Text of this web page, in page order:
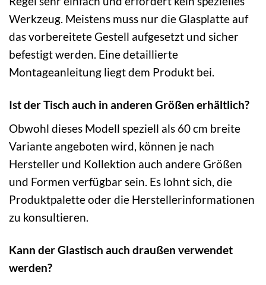
Werkzeug. Meistens muss nur die Glasplatte auf
das vorbereitete Gestell aufgesetzt und sicher
befestigt werden. Eine detaillierte
Montageanleitung liegt dem Produkt bei.
Ist der Tisch auch in anderen Größen erhältlich?
Obwohl dieses Modell speziell als 60 cm breite
Variante angeboten wird, können je nach
Hersteller und Kollektion auch andere Größen
und Formen verfügbar sein. Es lohnt sich, die
Produktpalette oder die Herstellerinformationen
zu konsultieren.
Kann der Glastisch auch draußen verwendet
werden?